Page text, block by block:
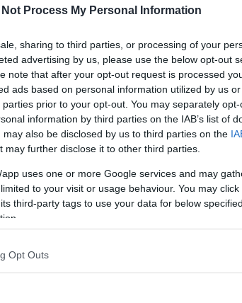
Not Process My Personal Information
sharing to third parties, or processing of your
advertising by us, please use the below opt-out
note that after your opt-out request is processed
ads based on personal information utilized by us
prior to your opt-out. You may separately
information by third parties on the IAB’s list of
also be disclosed by us to third parties on the
may further disclose it to other third parties.
uses one or more Google services and may
to your visit or usage behaviour. You may
third-party tags to use your data for below
Opt Outs
av de första kompaktkamerorna vi
mer slimmat utförande och snabbare
är